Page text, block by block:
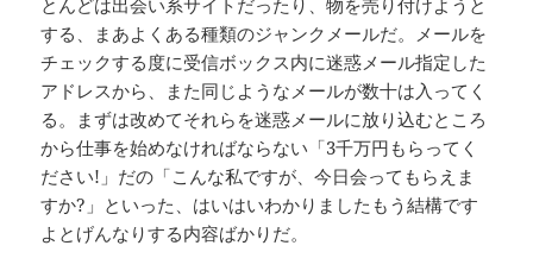
とんどは出会い系サイトだったり、物を売り付けようと
する、まあよくある種類のジャンクメールだ。メールを
チェックする度に受信ボックス内に迷惑メール指定した
アドレスから、また同じようなメールが数十は入ってく
る。まずは改めてそれらを迷惑メールに放り込むところ
から仕事を始めなければならない「3千万円もらってく
ださい!」だの「こんな私ですが、今日会ってもらえま
すか?」といった、はいはいわかりましたもう結構です
よとげんなりする内容ばかりだ。